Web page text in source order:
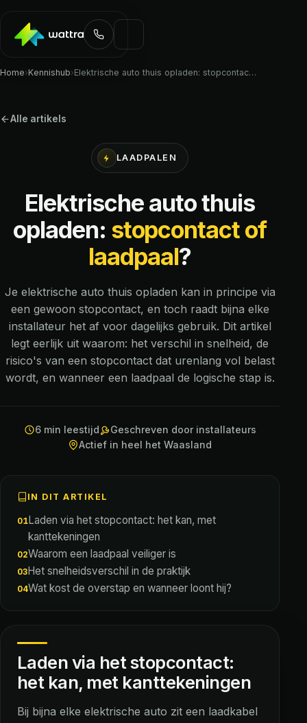
Home›Kennishub›Elektrische auto thuis opladen: stopcontac…
Alle artikels
LAADPALEN
Elektrische auto thuis
opladen: stopcontact of
laadpaal?
Je elektrische auto thuis opladen kan in principe via
een gewoon stopcontact, en toch raadt bijna elke
installateur het af voor dagelijks gebruik. Dit artikel
legt eerlijk uit waarom: het verschil in snelheid, de
risico's van een stopcontact dat urenlang vol belast
wordt, en wanneer een laadpaal de logische stap is.
6 min leestijd
Geschreven door installateurs
Actief in heel het Waasland
IN DIT ARTIKEL
Laden via het stopcontact: het kan, met
kanttekeningen
Waarom een laadpaal veiliger is
Het snelheidsverschil in de praktijk
Wat kost de overstap en wanneer loont hij?
Laden via het stopcontact:
het kan, met kanttekeningen
Bij bijna elke elektrische auto zit een laadkabel